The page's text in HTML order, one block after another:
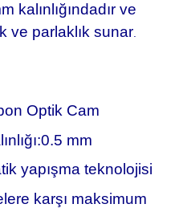
kalınlığındadır ve
ve parlaklık sunar.
Optik Cam
mm
yapışma teknolojisi
karşı maksimum